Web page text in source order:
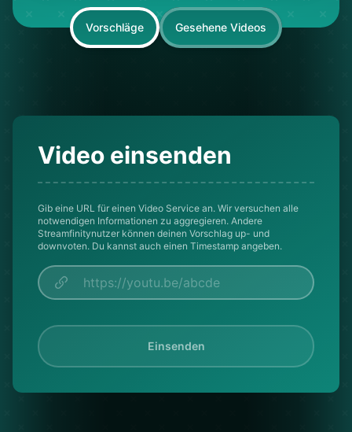
Vorschläge Gesehene Videos
Video einsenden
Gib eine URL für einen Video Service an. Wir versuchen alle
notwendigen Informationen zu aggregieren. Andere
Streamfinitynutzer können deinen Vorschlag up- und
downvoten. Du kannst auch einen Timestamp angeben.
Einsenden